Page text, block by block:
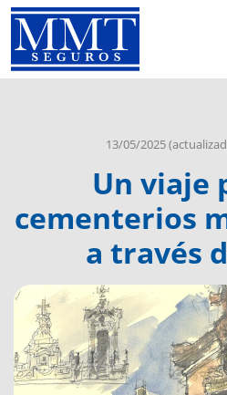
13/05/2025
Un viaje
cementerios
a través